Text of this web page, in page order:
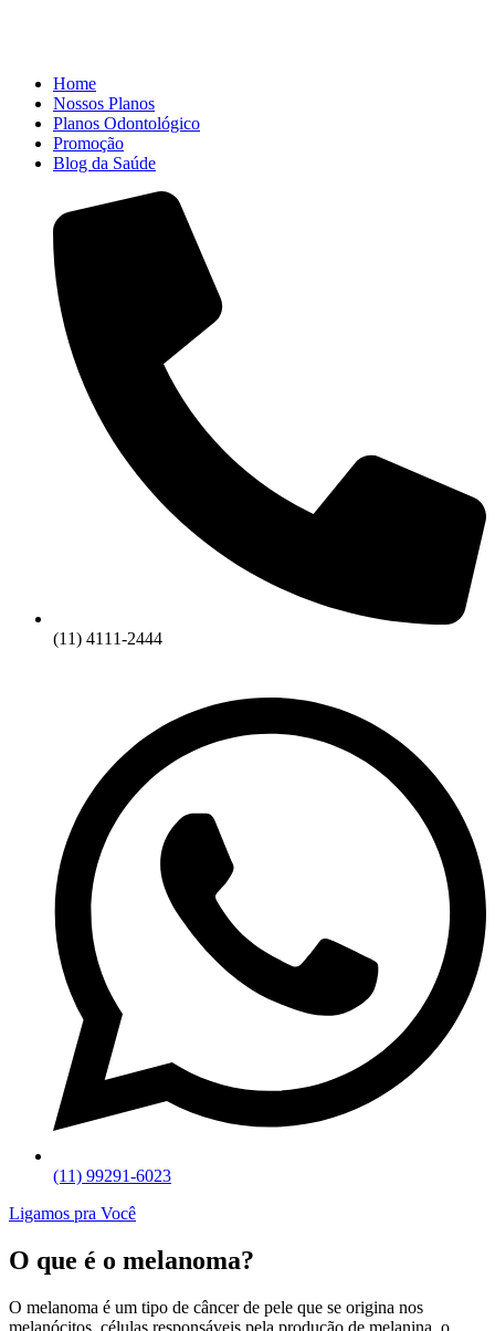
Home
Nossos Planos
Planos Odontológico
Promoção
Blog da Saúde
(11) 4111-2444
(11) 99291-6023
Ligamos pra Você
O que é o melanoma?
O melanoma é um tipo de câncer de pele que se origina nos
melanócitos, células responsáveis pela produção de melanina, o